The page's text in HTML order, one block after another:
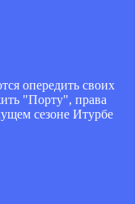
опередить своих
"Порту", права
сезоне Итурбе